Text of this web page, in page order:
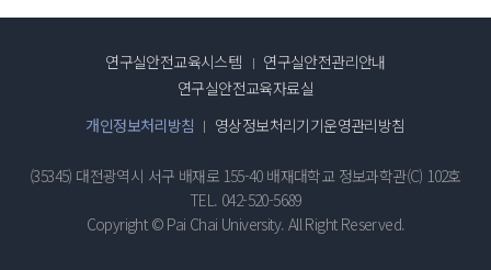
연구실안전교육시스템
연구실안전관리안내
연구실안전교육자료실
개인정보처리방침
영상정보처리기기운영관리방침
(35345) 대전광역시 서구 배재로 155-40 배재대학교 정보과학관(C) 102호
TEL. 042-520-5689
Copyright © Pai Chai University. All Right Reserved.